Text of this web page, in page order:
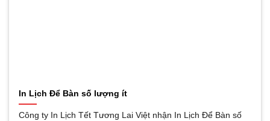
In Lịch Để Bàn số lượng ít
Công ty In Lịch Tết Tương Lai Việt nhận In Lịch Để Bàn số